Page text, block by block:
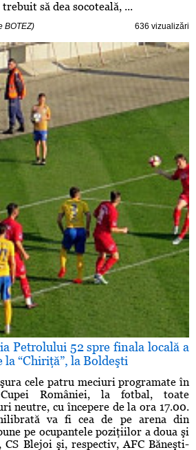
să dea socoteală, ...
BOTEZ) 636 vizualizări
Petrolului 52 spre finala locală a
“Chiriţă”, la Boldeşti
cele patru meciuri programate în
României, la fotbal, toate
neutre, cu începere de la ora 17.00.
va fi cea de pe arena din
pe ocupantele poziţiilor a doua şi
Blejoi şi, respectiv, AFC Băneşti-